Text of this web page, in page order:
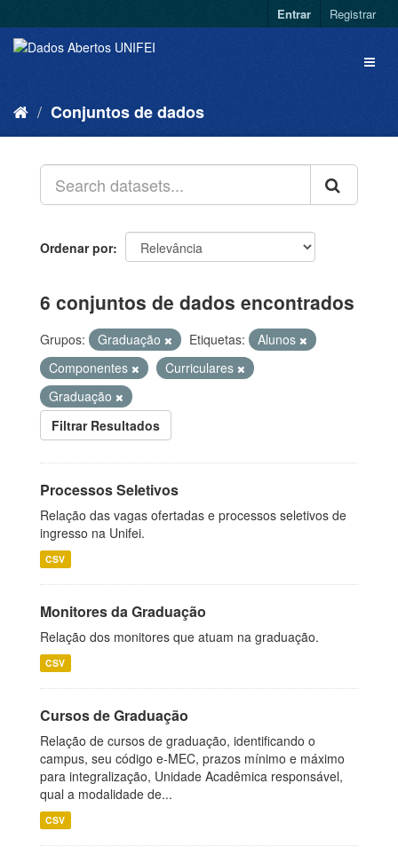
Entrar Registrar
Conjuntos de dados
Ordenar por
6 conjuntos de dados encontrados
Grupos: Graduação Etiquetas:
Alunos
Componentes
Curriculares
Graduação
Filtrar Resultados
Processos Seletivos
Relação das vagas ofertadas e processos seletivos de
ingresso na Unifei.
CSV
Monitores da Graduação
Relação dos monitores que atuam na graduação.
CSV
Cursos de Graduação
Relação de cursos de graduação, identificando o
campus, seu código e-MEC, prazos mínimo e máximo
para integralização, Unidade Acadêmica responsável,
qual a modalidade de...
CSV